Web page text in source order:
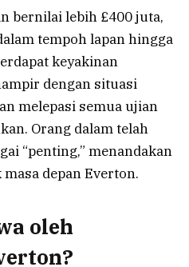
bernilai lebih £400 juta,
tempoh lapan hingga
keyakinan
dengan situasi
melepasi semua ujian
Orang dalam telah
“penting,” menandakan
depan Everton.
oleh